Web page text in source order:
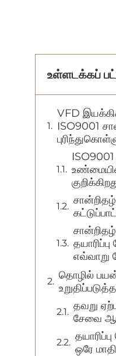
உள்ளடக்கப்
VFD
ISO9001
எவ்வாறு
தொழில்
தவறு
சேவை
ஒரே